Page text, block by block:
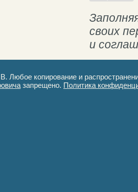
своих
и
Любое копирование и
запрещено. Политика